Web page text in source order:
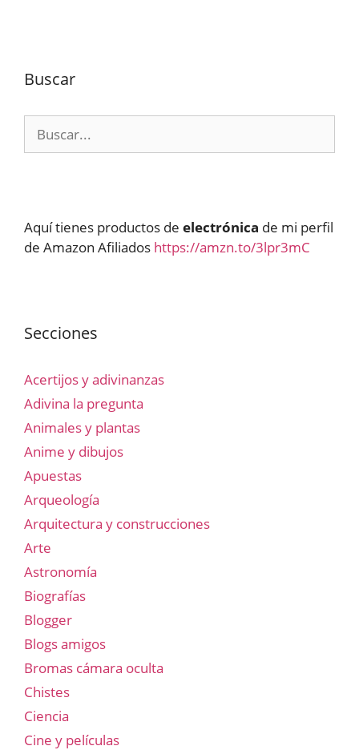
Buscar
Aquí tienes productos de electrónica de mi perfil
de Amazon Afiliados https://amzn.to/3lpr3mC
Secciones
Acertijos y adivinanzas
Adivina la pregunta
Animales y plantas
Anime y dibujos
Apuestas
Arqueología
Arquitectura y construcciones
Arte
Astronomía
Biografías
Blogger
Blogs amigos
Bromas cámara oculta
Chistes
Ciencia
Cine y películas